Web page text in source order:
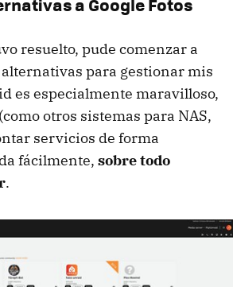
resuelto, pude comenzar a
para gestionar mis
es especialmente maravilloso,
otros sistemas para NAS,
servicios de forma
fácilmente, sobre todo
.